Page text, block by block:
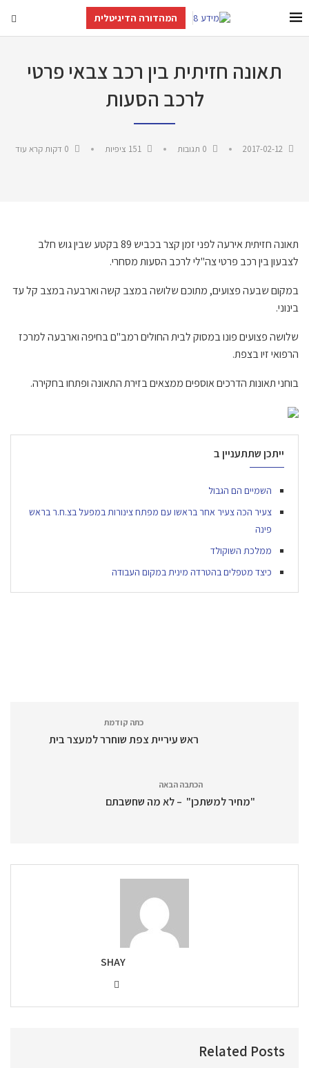
המהדורה הדיגיטלית
תאונה חזיתית בין רכב צבאי פרטי
לרכב הסעות
2017-02-12
151 ציפיות
תאונה חזיתית אירעה לפני זמן קצר בכביש 89 בקטע שבין גוש חלב
לצבעון בין רכב פרטי צה"לי לרכב הסעות מסחרי.
במקום שבעה פצועים, מתוכם שלושה במצב קשה וארבעה במצב קל עד
בינוני.
שלושה פצועים פונו במסוק לבית החולים רמב"ם בחיפה וארבעה למרכז
הרפואי זיו בצפת.
בוחני תאונות הדרכים אוספים ממצאים בזירת התאונה ופתחו בחקירה.
ייתכן שתתעניין ב
השמיים הם הגבול
צעיר הכה צעיר אחר בראשו עם מפתח צינורות במפעל בצ.ח.ר בראש
פינה
ממלכת השוקולד
כיצד מטפלים בהטרדה מינית במקום העבודה
כתה קודמת
ראש עיריית צפת שוחרר למעצר בית
הכתבה הבאה
‭"‬מחיר‭ ‬למשתכן" ‬ – לא‭ ‬מה‭ ‬שחשבתם
SHAY
Related Posts